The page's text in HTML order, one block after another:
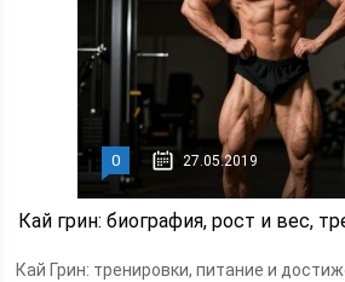
0 27.05.2019
Кай грин: биография, рост и вес,
Кай Грин: тренировки, питание и